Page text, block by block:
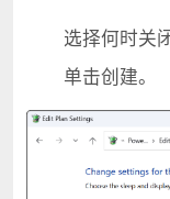
选择何时关闭
单击创建。